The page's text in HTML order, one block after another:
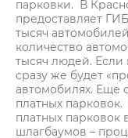
парковки. В
предоставляет
тысяч
количество
тысяч людей. Если
сразу же будет
автомобилях. Еще
платных
платных парковок
шлагбаумов –